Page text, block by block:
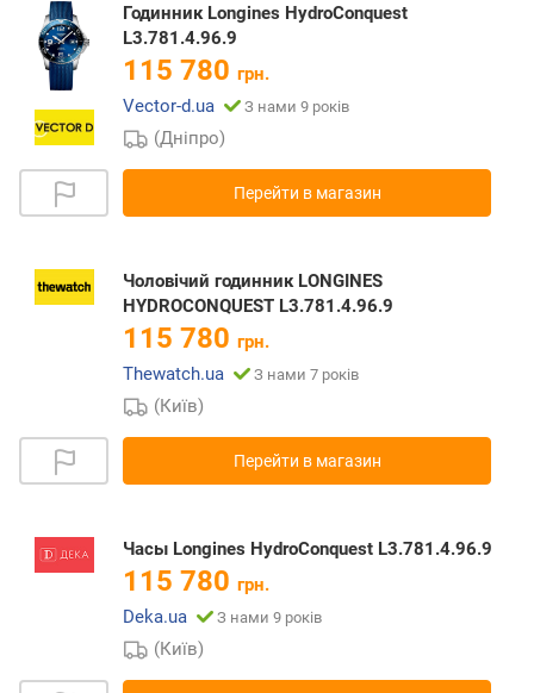
Годинник Longines HydroConquest
L3.781.4.96.9
115 780 грн.
Vector-d.ua
З нами 9 років
(Дніпро)
Перейти в магазин
Чоловічий годинник LONGINES
HYDROCONQUEST L3.781.4.96.9
115 780 грн.
Thewatch.ua
З нами 7 років
(Київ)
Перейти в магазин
Часы Longines HydroConquest L3.781.4.96.9
115 780 грн.
Deka.ua
З нами 9 років
(Київ)